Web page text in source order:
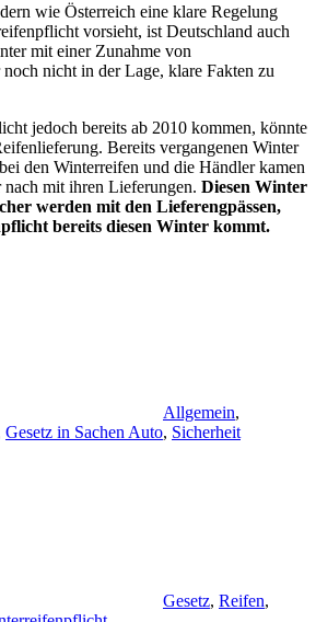
wie Österreich eine klare Regelung
vorsieht, ist Deutschland auch
mit einer Zunahme von
nicht in der Lage, klare Fakten zu
jedoch bereits ab 2010 kommen, könnte
Bereits vergangenen Winter
den Winterreifen und die Händler kamen
mit ihren Lieferungen. Diesen Winter
werden mit den Lieferengpässen,
bereits diesen Winter kommt.
Allgemein,
Gesetz in Sachen Auto, Sicherheit
Gesetz, Reifen,